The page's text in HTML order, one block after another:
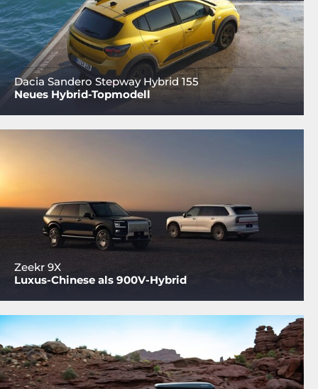
Dacia Sandero Stepway Hybrid 155
Neues Hybrid-Topmodell
Zeekr 9X
Luxus-Chinese als 900V-Hybrid